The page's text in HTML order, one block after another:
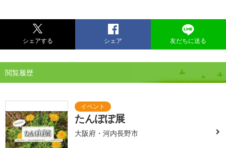
シェアする シェア 友だちに送る
閲覧履歴
たんぽぽ展
大阪府・河内長野市